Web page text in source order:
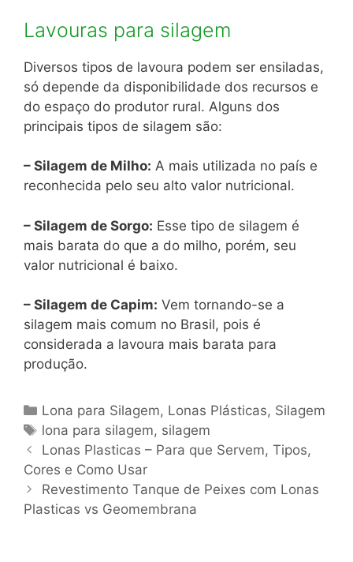
Lavouras para silagem
Diversos tipos de lavoura podem ser ensiladas,
só depende da disponibilidade dos recursos e
do espaço do produtor rural. Alguns dos
principais tipos de silagem são:
– Silagem de Milho: A mais utilizada no país e
reconhecida pelo seu alto valor nutricional.
– Silagem de Sorgo: Esse tipo de silagem é
mais barata do que a do milho, porém, seu
valor nutricional é baixo.
– Silagem de Capim: Vem tornando-se a
silagem mais comum no Brasil, pois é
considerada a lavoura mais barata para
produção.
Categorias
Lona para Silagem, Lonas Plásticas, Silagem
Tags
lona para silagem, silagem
Navegação
de
post
Lonas Plasticas – Para que Servem, Tipos,
Cores e Como Usar
Revestimento Tanque de Peixes com Lonas
Plasticas vs Geomembrana